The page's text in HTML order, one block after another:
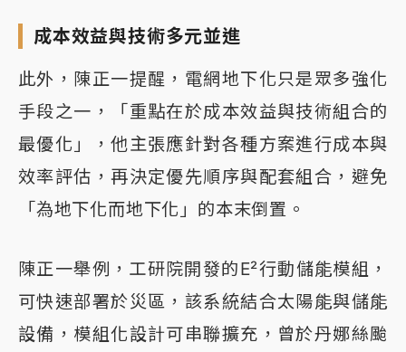
成本效益與技術多元並進
此外，陳正一提醒，電網地下化只是眾多強化
手段之一，「重點在於成本效益與技術組合的
最優化」，他主張應針對各種方案進行成本與
效率評估，再決定優先順序與配套組合，避免
「為地下化而地下化」的本末倒置。
陳正一舉例，工研院開發的E²行動儲能模組，
可快速部署於災區，該系統結合太陽能與儲能
設備，模組化設計可串聯擴充，曾於丹娜絲颱